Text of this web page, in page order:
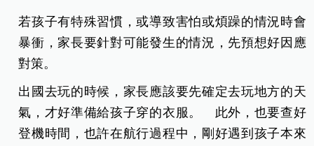
若孩子有特殊習慣，或導致害怕或煩躁的情況時會
暴衝，家長要針對可能發生的情況，先預想好因應
對策。
出國去玩的時候，家長應該要先確定去玩地方的天
氣，才好準備給孩子穿的衣服。 此外，也要查好
登機時間，也許在航行過程中，剛好遇到孩子本來